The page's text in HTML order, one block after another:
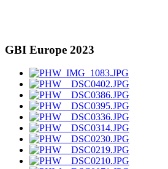
GBI Europe 2023